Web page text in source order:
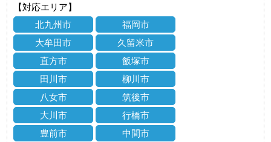
【対応エリア】
北九州市
福岡市
大牟田市
久留米市
直方市
飯塚市
田川市
柳川市
八女市
筑後市
大川市
行橋市
豊前市
中間市